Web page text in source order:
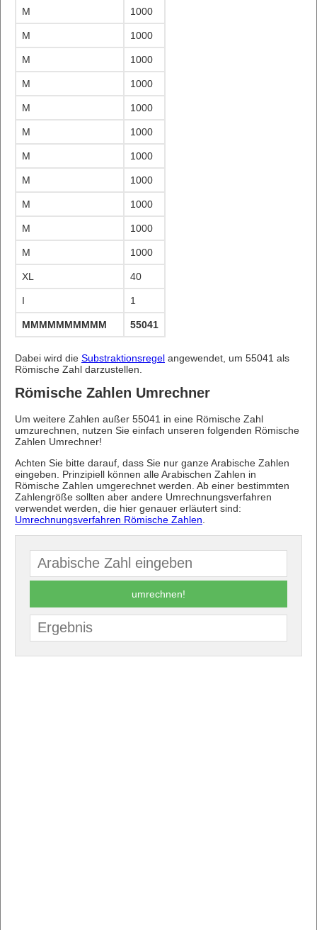
M 1000
M 1000
M 1000
M 1000
M 1000
M 1000
M 1000
M 1000
M 1000
M 1000
M 1000
XL 40
I 1
55041
Dabei wird die Substraktionsregel angewendet, um 55041 als
Römische Zahl darzustellen.
Römische Zahlen Umrechner
Um weitere Zahlen außer 55041 in eine Römische Zahl
umzurechnen, nutzen Sie einfach unseren folgenden Römische
Zahlen Umrechner!
Achten Sie bitte darauf, dass Sie nur ganze Arabische Zahlen
eingeben. Prinzipiell können alle Arabischen Zahlen in
Römische Zahlen umgerechnet werden. Ab einer bestimmten
Zahlengröße sollten aber andere Umrechnungsverfahren
verwendet werden, die hier genauer erläutert sind:
Umrechnungsverfahren Römische Zahlen
umrechnen!